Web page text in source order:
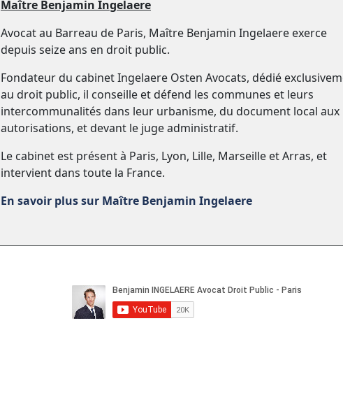
Maître Benjamin Ingelaere
Avocat au Barreau de Paris, Maître Benjamin Ingelaere exerce
depuis seize ans en droit public.
Fondateur du cabinet Ingelaere Osten Avocats, dédié
au droit public, il conseille et défend les communes et leurs
intercommunalités dans leur urbanisme, du document local aux
autorisations, et devant le juge administratif.
Le cabinet est présent à Paris, Lyon, Lille, Marseille et Arras, et
intervient dans toute la France.
En savoir plus sur Maître Benjamin Ingelaere